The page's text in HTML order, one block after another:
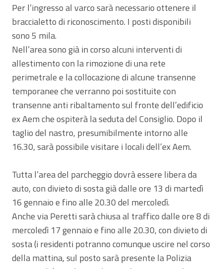
Per l’ingresso al varco sarà necessario ottenere il
braccialetto di riconoscimento. I posti disponibili
sono 5 mila.
Nell’area sono già in corso alcuni interventi di
allestimento con la rimozione di una rete
perimetrale e la collocazione di alcune transenne
temporanee che verranno poi sostituite con
transenne anti ribaltamento sul fronte dell’edificio
ex Aem che ospiterà la seduta del Consiglio. Dopo il
taglio del nastro, presumibilmente intorno alle
16.30, sarà possibile visitare i locali dell’ex Aem.
Tutta l’area del parcheggio dovrà essere libera da
auto, con divieto di sosta già dalle ore 13 di martedì
16 gennaio e fino alle 20.30 del mercoledì.
Anche via Peretti sarà chiusa al traffico dalle ore 8 di
mercoledì 17 gennaio e fino alle 20.30, con divieto di
sosta (i residenti potranno comunque uscire nel corso
della mattina, sul posto sarà presente la Polizia